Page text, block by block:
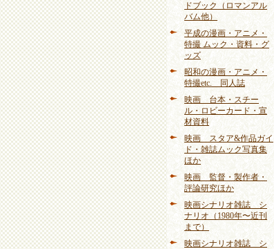
ドブック（ロマンアル
バム他）
平成の漫画・アニメ・
特撮 ムック・資料・グ
ッズ
昭和の漫画・アニメ・
特撮etc. 同人誌
映画 台本・スチー
ル・ロビーカード・宣
材資料
映画 スタア&作品ガイ
ド・雑誌ムック写真集
ほか
映画 監督・製作者・
評論研究ほか
映画シナリオ雑誌 シ
ナリオ（1980年〜近刊
まで）
映画シナリオ雑誌 シ